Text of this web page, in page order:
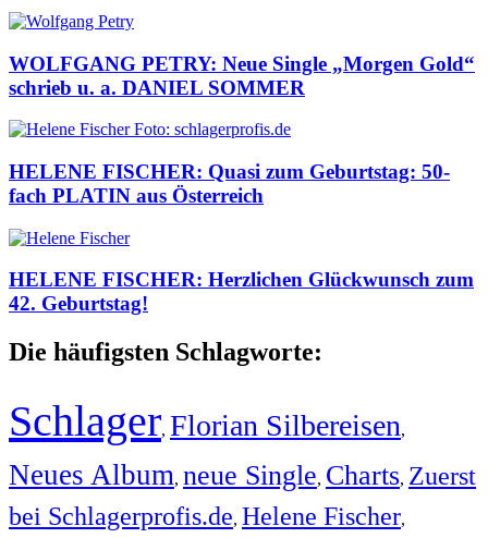
WOLFGANG PETRY: Neue Single „Morgen Gold“
schrieb u. a. DANIEL SOMMER
HELENE FISCHER: Quasi zum Geburtstag: 50-
fach PLATIN aus Österreich
HELENE FISCHER: Herzlichen Glückwunsch zum
42. Geburtstag!
Die häufigsten Schlagworte:
Schlager, Florian Silbereisen,
Neues Album, neue Single, Charts, Zuerst
bei Schlagerprofis.de, Helene Fischer,